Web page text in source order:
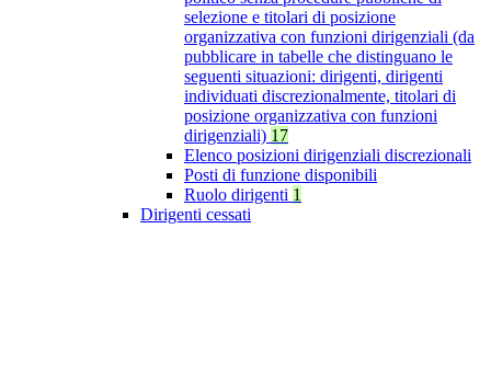
selezione e titolari di posizione
organizzativa con funzioni dirigenziali (da
pubblicare in tabelle che distinguano le
seguenti situazioni: dirigenti, dirigenti
individuati discrezionalmente, titolari di
posizione organizzativa con funzioni
dirigenziali) 17
Elenco posizioni dirigenziali discrezionali
Posti di funzione disponibili
Ruolo dirigenti 1
Dirigenti cessati